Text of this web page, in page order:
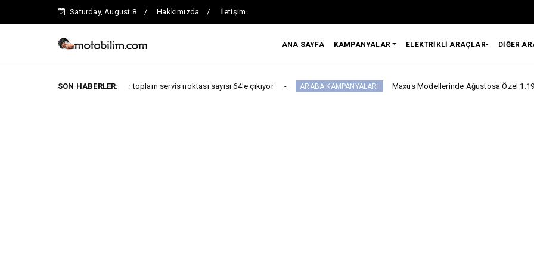
Saturday, August 8 Hakkımızda İletişim
ANA SAYFA KAMPANYALAR ELEKTRİKLİ ARAÇLAR- DİĞER
SON HABERLER:
Togg Yıl sonuna kadar toplam servis noktası sayısı 64'e çıkıyor ARABA KAMPANYALARI Maxus Modellerinde Ağustosa Özel 1.199.000 Tl’den